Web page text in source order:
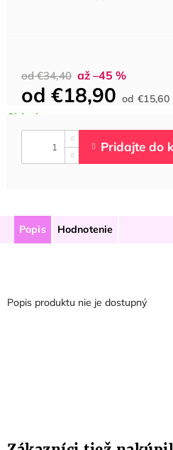
od €34,40 až –45 %
od €18,90 od€15,60
Popis Hodnotenie
Popis produktu nie je dostupný